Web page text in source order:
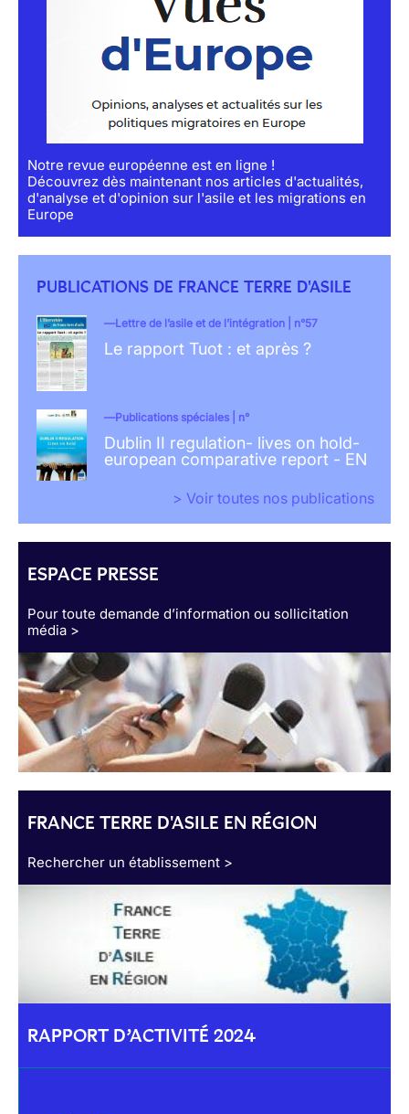
Notre revue européenne est en ligne !
Découvrez dès maintenant nos articles d'actualités,
d'analyse et d'opinion sur l'asile et les migrations en
Europe
PUBLICATIONS DE FRANCE TERRE D'ASILE
Lettre de l’asile et de l’intégration | n°57
Le rapport Tuot : et après ?
Publications spéciales | n°
Dublin II regulation- lives on hold-
european comparative report - EN
> Voir toutes nos publications
ESPACE PRESSE
Pour toute demande d’information ou sollicitation
média >
FRANCE TERRE D'ASILE EN RÉGION
Rechercher un établissement >
RAPPORT D’ACTIVITÉ 2024